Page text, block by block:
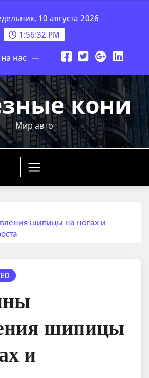
10 августа 2026
1:56:33 PM
нас
кони
Мир авто
шипицы на ногах и
шипицы
и